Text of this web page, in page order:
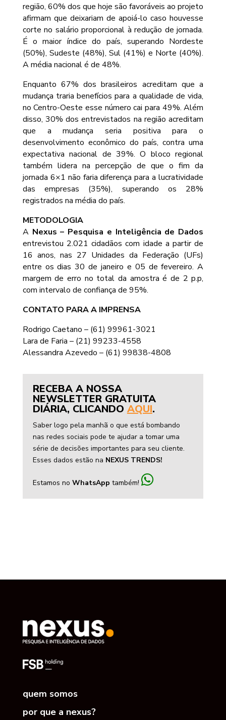
região, 60% dos que hoje são favoráveis ao projeto
afirmam que deixariam de apoiá-lo caso houvesse
corte no salário proporcional à redução de jornada.
É o maior índice do país, superando Nordeste
(50%), Sudeste (48%), Sul (41%) e Norte (40%).
A média nacional é de 48%.
Enquanto 67% dos brasileiros acreditam que a
mudança traria benefícios para a qualidade de vida,
no Centro-Oeste esse número cai para 49%. Além
disso, 30% dos entrevistados na região acreditam
que a mudança seria positiva para o
desenvolvimento econômico do país, contra uma
expectativa nacional de 39%. O bloco regional
também lidera na percepção de que o fim da
jornada 6×1 não faria diferença para a lucratividade
das empresas (35%), superando os 28%
registrados na média do país.
METODOLOGIA
A Nexus – Pesquisa e Inteligência de Dados
entrevistou 2.021 cidadãos com idade a partir de
16 anos, nas 27 Unidades da Federação (UFs)
entre os dias 30 de janeiro e 05 de fevereiro. A
margem de erro no total da amostra é de 2 p.p,
com intervalo de confiança de 95%.
CONTATO PARA A IMPRENSA
Rodrigo Caetano – (61) 99961-3021
Lara de Faria – (21) 99233-4558
Alessandra Azevedo – (61) 99838-4808
RECEBA A NOSSA
NEWSLETTER GRATUITA
DIÁRIA, CLICANDO AQUI.
Saber logo pela manhã o que está bombando
nas redes sociais pode te ajudar a tomar uma
série de decisões importantes para seu cliente.
Esses dados estão na NEXUS TRENDS!
Estamos no WhatsApp também!
quem somos
por que a nexus?